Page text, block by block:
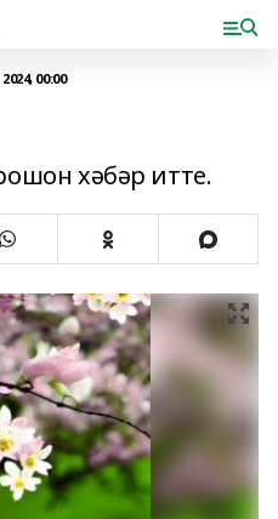
00:00
хәбәр итте.